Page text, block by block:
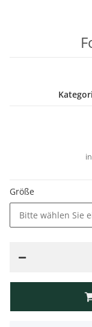
Größe
Bitte wählen Sie